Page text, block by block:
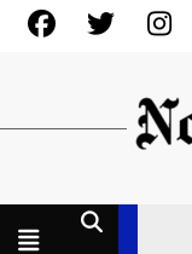
Skip
FacebookGorjeo